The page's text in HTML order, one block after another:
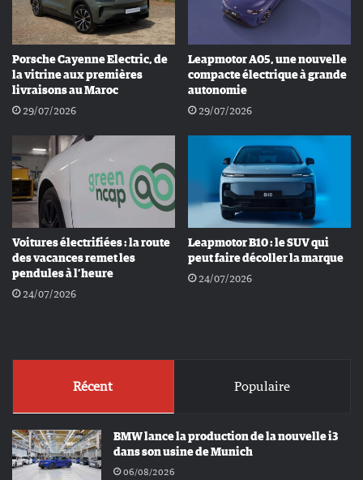
Porsche Cayenne Electric, de
la vitrine aux premières
livraisons au Maroc
29/07/2026
Leapmotor A05, une nouvelle
compacte électrique à grande
autonomie
29/07/2026
Voitures électrifiées : la route
des vacances remet les
pendules à l’heure
24/07/2026
Leapmotor B10 : le SUV qui
peut faire décoller la marque
24/07/2026
Récent Populaire
BMW lance la production de la nouvelle i3
dans son usine de Munich
06/08/2026